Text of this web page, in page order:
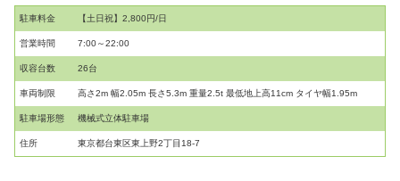
駐車料金 【土日祝】2,800円/日
営業時間 7:00～22:00
収容台数 26台
車両制限 高さ2m 幅2.05m 長さ5.3m 重量2.5t 最低地上高11cm タイヤ幅1.95m
駐車場形態 機械式立体駐車場
住所 東京都台東区東上野2丁目18-7